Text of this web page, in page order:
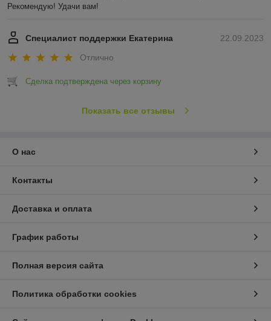
Рекомендую! Удачи вам!
22.09.2023
Специалист поддержки Екатерина
Отлично
Сделка подтверждена через корзину
Показать все отзывы
О нас
Контакты
Доставка и оплата
График работы
Полная версия сайта
Политика обработки cookies